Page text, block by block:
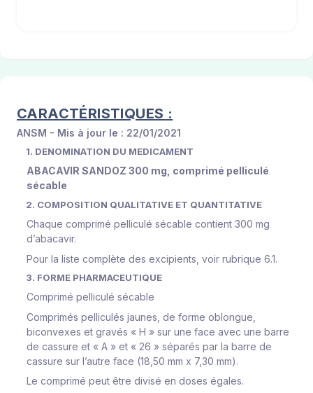
CARACTÉRISTIQUES :
ANSM - Mis à jour le : 22/01/2021
1. DENOMINATION DU MEDICAMENT
ABACAVIR SANDOZ 300 mg comprimé pelliculé
sécable
2. COMPOSITION QUALITATIVE ET QUANTITATIVE
Chaque comprimé pelliculé sécable contient 300 mg
d’abacavir.
Pour la liste complète des excipients, voir rubrique 6.1.
3. FORME PHARMACEUTIQUE
Comprimé pelliculé sécable
Comprimés pelliculés jaunes, de forme oblongue,
biconvexes et gravés « H » sur une face avec une barre
de cassure et « A » et « 26 » séparés par la barre de
cassure sur l’autre face (18,50 mm x 7,30 mm).
Le comprimé peut être divisé en doses égales.